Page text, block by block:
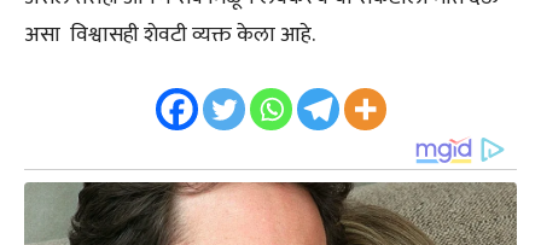
असा विश्वासही शेवटी व्यक्त केला आहे.